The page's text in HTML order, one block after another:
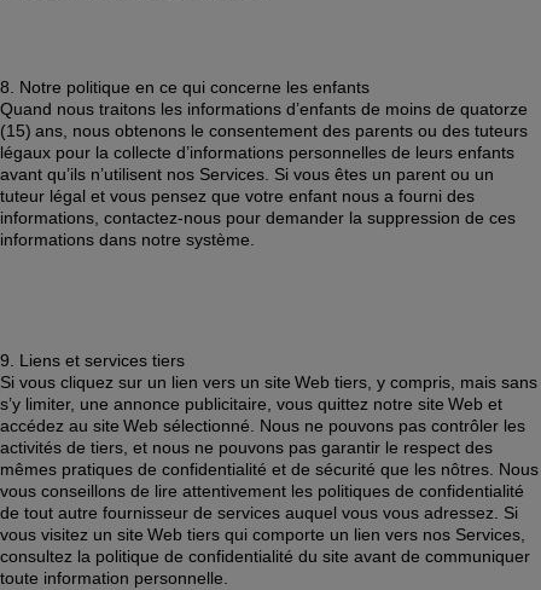
8. Notre politique en ce qui concerne les enfants
Quand nous traitons les informations d’enfants de moins de quatorze
(15) ans, nous obtenons le consentement des parents ou des tuteurs
légaux pour la collecte d’informations personnelles de leurs enfants
avant qu’ils n’utilisent nos Services. Si vous êtes un parent ou un
tuteur légal et vous pensez que votre enfant nous a fourni des
informations, contactez-nous pour demander la suppression de ces
informations dans notre système.
9. Liens et services tiers
Si vous cliquez sur un lien vers un site Web tiers, y compris, mais sans
s’y limiter, une annonce publicitaire, vous quittez notre site Web et
accédez au site Web sélectionné. Nous ne pouvons pas contrôler les
activités de tiers, et nous ne pouvons pas garantir le respect des
mêmes pratiques de confidentialité et de sécurité que les nôtres. Nous
vous conseillons de lire attentivement les politiques de confidentialité
de tout autre fournisseur de services auquel vous vous adressez. Si
vous visitez un site Web tiers qui comporte un lien vers nos Services,
consultez la politique de confidentialité du site avant de communiquer
toute information personnelle.